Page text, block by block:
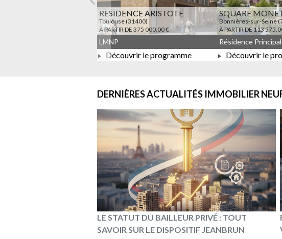
Précédent
RESIDENCE ARISTOTE
Toulouse (31400)
À PARTIR DE 375 000,00 €
À PARTIR DE 375 000,00 €
LMNP
Découvrir le programme
SQUARE
Bonnières-sur-Seine
À PARTIR DE 113
À PARTIR DE
Découvrir le
DERNIÈRES ACTUALITÉS IMMOBILIER
LE STATUT DU BAILLEUR PRIVÉ : TOUT
SAVOIR SUR LE DISPOSITIF JEANBRUN